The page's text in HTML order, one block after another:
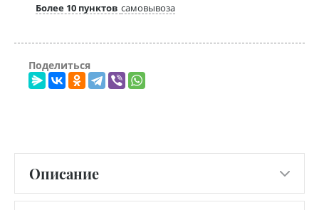
Более 10 пунктов самовывоза
Поделиться
Описание